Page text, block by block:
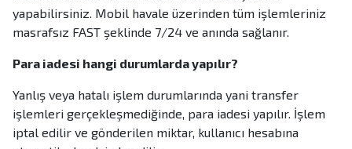
yapabilirsiniz. Mobil havale üzerinden tüm işlemleriniz
masrafsız FAST şeklinde 7/24 ve anında sağlanır.
Para iadesi hangi durumlarda yapılır?
Yanlış veya hatalı işlem durumlarında yani transfer
işlemleri gerçekleşmediğinde, para iadesi yapılır. İşlem
iptal edilir ve gönderilen miktar, kullanıcı hesabına